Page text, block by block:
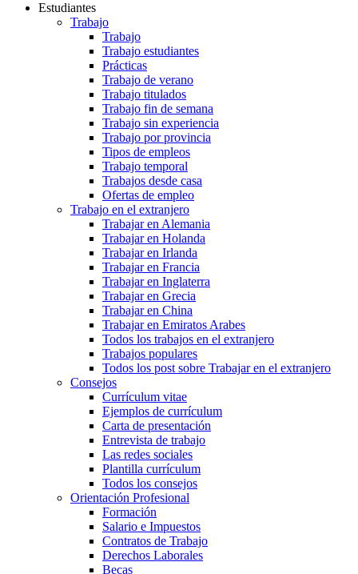
Estudiantes
Trabajo
Trabajo
Trabajo estudiantes
Prácticas
Trabajo de verano
Trabajo titulados
Trabajo fin de semana
Trabajo sin experiencia
Trabajo por provincia
Tipos de empleos
Trabajo temporal
Trabajos desde casa
Ofertas de empleo
Trabajo en el extranjero
Trabajar en Alemania
Trabajar en Holanda
Trabajar en Irlanda
Trabajar en Francia
Trabajar en Inglaterra
Trabajar en Grecia
Trabajar en China
Trabajar en Emiratos Arabes
Todos los trabajos en el extranjero
Trabajos populares
Todos los post sobre Trabajar en el extranjero
Consejos
Currículum vitae
Ejemplos de currículum
Carta de presentación
Entrevista de trabajo
Las redes sociales
Plantilla currículum
Todos los consejos
Orientación Profesional
Formación
Salario e Impuestos
Contratos de Trabajo
Derechos Laborales
Becas